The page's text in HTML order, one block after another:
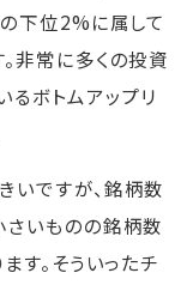
下位2%に属して
非常に多くの投資
るボトムアップリ
ですが、銘柄数
いものの銘柄数
す。そういったチ